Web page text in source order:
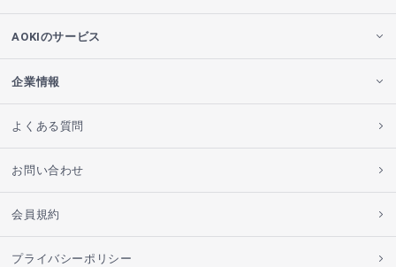
AOKIのサービス
企業情報
よくある質問
お問い合わせ
会員規約
プライバシーポリシー